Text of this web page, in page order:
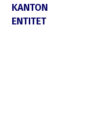
KANTON
ENTITET